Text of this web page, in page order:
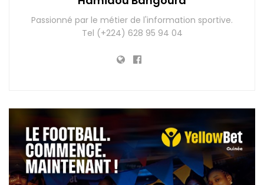
Passionné par le métier de l'information sportive.
Tel (+224) 628 95 94 04